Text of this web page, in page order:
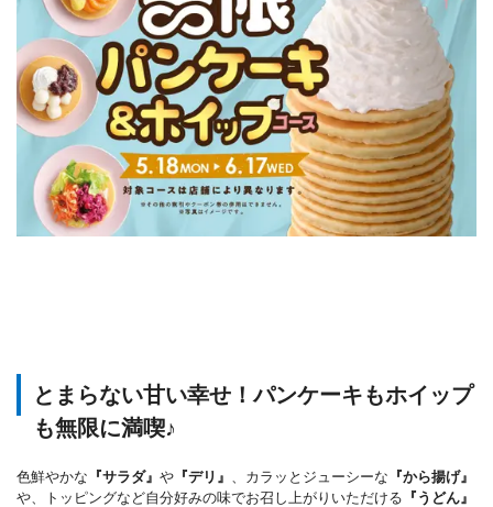
とまらない甘い幸せ！パンケーキもホイップ
も無限に満喫♪
色鮮やかな 『サラダ』 や 『デリ』 、カラッとジューシーな 『から揚げ』
や、トッピングなど自分好みの味でお召し上がりいただける 『うどん』